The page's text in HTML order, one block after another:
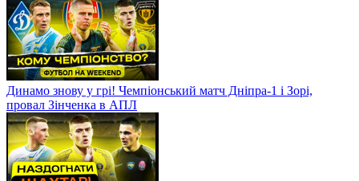
Динамо знову у грі! Чемпіонський матч Дніпра-1 і Зорі,
провал Зінченка в АПЛ